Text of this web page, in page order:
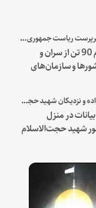
با میزبانی سرپرست ریاست جمهوری صورت گرفت؛
ادای احترام 90 تن از سران و
و سازمان‌های
در جمع خانواده و نزدیکان شهید حجت‌الاسلام‌والمسلمین رئیسی:
در منزل
شهید حجت‌الاسلام